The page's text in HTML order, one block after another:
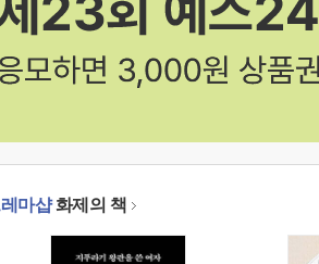
마샵화제의 책